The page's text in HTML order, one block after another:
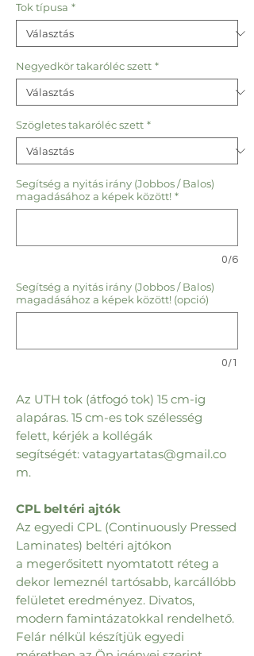
Tok típusa *
Negyedkör takaróléc szett *
Szögletes takaróléc szett *
Segítség a nyitás irány (Jobbos / Balos)
magadásához a képek között! *
0/6
Segítség a nyitás irány (Jobbos / Balos)
magadásához a képek között! (opció)
0/1
Az UTH tok (átfogó tok) 15 cm-ig
alapáras. 15 cm-es tok szélesség
felett, kérjék a kollégák
segítségét: vatagyartatas@gmail.co
m.
CPL beltéri ajtók
Az egyedi CPL (Continuously Pressed
Laminates) beltéri ajtókon
a megerősitett nyomtatott réteg a
dekor lemeznél tartósabb, karcállóbb
felületet eredményez. Divatos,
modern famintázatokkal rendelhető.
Felár nélkül készítjük egyedi